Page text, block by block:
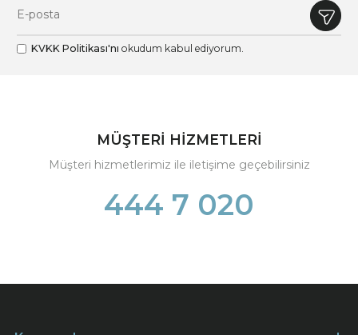
KVKK Politikası'nı okudum kabul ediyorum.
MÜŞTERİ HİZMETLERİ
Müşteri hizmetlerimiz ile iletişime geçebilirsiniz
444 7 020